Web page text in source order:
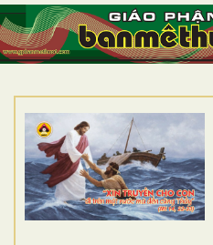
TRANG NHẤT
GIỚI THIỆU
DÒNG TU
BAN MỤC VỤ
ĐOÀN THỂ CG